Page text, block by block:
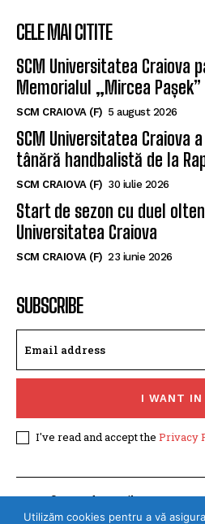
baschetbalist american
SCM U CRAIOVA (M) 19 iulie 2026
CELE MAI CITITE
SCM Universitatea Craiova
Memorialul „Mircea Pașek”
SCM CRAIOVA (F) 5 august 2026
SCM Universitatea Craiova
tânără handbalistă de la
SCM CRAIOVA (F) 30 iulie 2026
Universitatea Craiova
SCM CRAIOVA (F) 23 iunie 2026
SUBSCRIBE
I WANT IN
I've read and accept thePrivacy
Utilizăm cookies pentru a vă